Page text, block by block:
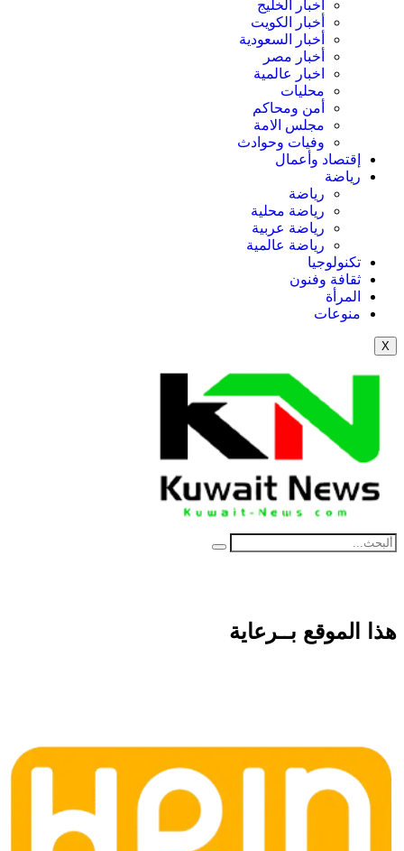
أخبار الخليج
أخبار الكويت
أخبار السعودية
أخبار مصر
اخبار عالمية
محليات
أمن ومحاكم
مجلس الامة
وفيات وحوادث
إقتصاد وأعمال
رياضة
رياضة
رياضة محلية
رياضة عربية
رياضة عالمية
تكنولوجيا
ثقافة وفنون
المرأة
منوعات
X
NE
News Elementor
هذا الموقع بــرعاية